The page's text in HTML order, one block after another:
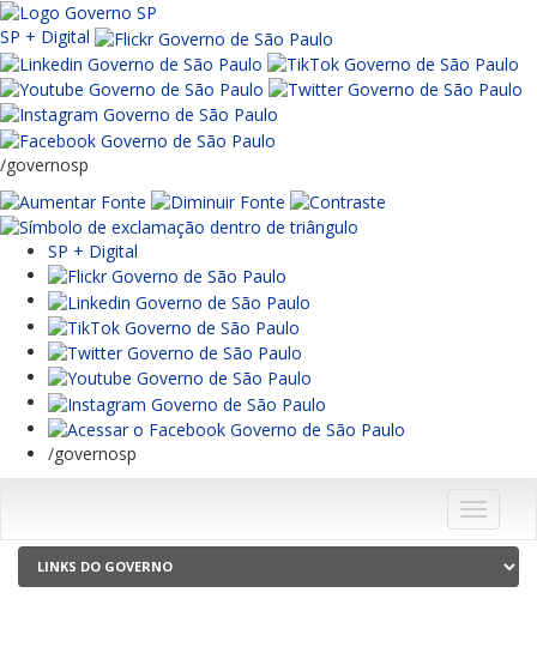
SP + Digital
/governosp
SP + Digital
/governosp
Menu